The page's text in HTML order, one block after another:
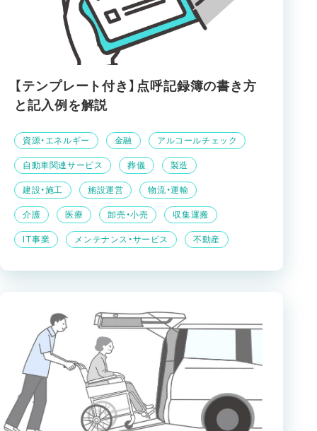
【テンプレート付き】点呼記録簿の書き方
と記入例を解説
IT事業 メンテナンス・サービス 不動産
介護 医療 卸売・小売 収集運搬
建設・施工 施設運営 物流・運輸
自動車関連サービス 葬儀 製造
資源・エネルギー 金融 アルコールチェック